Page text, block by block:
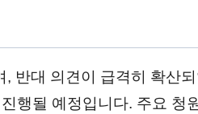
반대 의견이 급격히 확산
행될 예정입니다. 주요 청